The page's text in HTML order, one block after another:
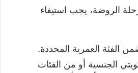
الروضة، يجب استيفاء
الفئة العمرية المحددة.
الجنسية أو من الفئات